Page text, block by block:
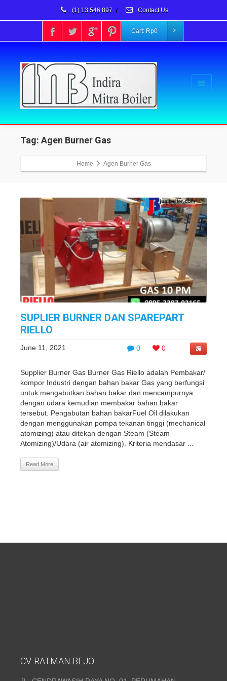
(1) 13 546 897 / Contact Us
Cart: Rp0
Tag: Agen Burner Gas
Home Agen Burner Gas
SUPLIER BURNER DAN SPAREPART
RIELLO
0 0
June 11, 2021
Supplier Burner Gas Burner Gas Riello adalah Pembakar/
kompor Industri dengan bahan bakar Gas yang berfungsi
untuk mengabutkan bahan bakar dan mencampurnya
dengan udara kemudian membakar bahan bakar
tersebut. Pengabutan bahan bakarFuel Oil dilakukan
dengan menggunakan pompa tekanan tinggi (mechanical
atomizing) atau ditekan dengan Steam (Steam
Atomizing)/Udara (air atomizing). Kriteria mendasar ...
Read More
CV. RATMAN BEJO